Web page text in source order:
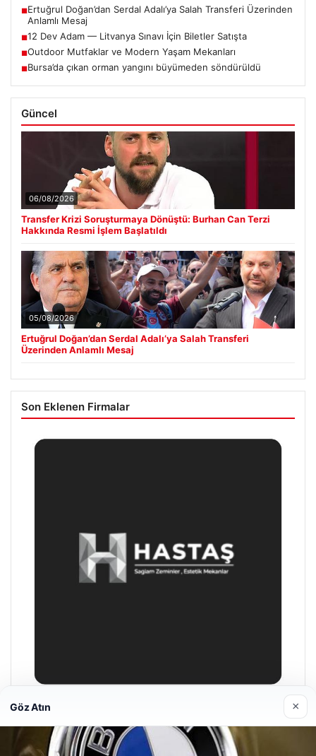
■Ertuğrul Doğan’dan Serdal Adalı’ya Salah Transferi Üzerinden
Anlamlı Mesaj
■12 Dev Adam — Litvanya Sınavı İçin Biletler Satışta
■Outdoor Mutfaklar ve Modern Yaşam Mekanları
■Bursa’da çıkan orman yangını büyümeden söndürüldü
Güncel
06/08/2026
Transfer Krizi Soruşturmaya Dönüştü: Burhan Can Terzi
Hakkında Resmi İşlem Başlatıldı
05/08/2026
Ertuğrul Doğan’dan Serdal Adalı’ya Salah Transferi
Üzerinden Anlamlı Mesaj
Son Eklenen Firmalar
Prenses Night Club
29/04/2026
Göz Atın ×